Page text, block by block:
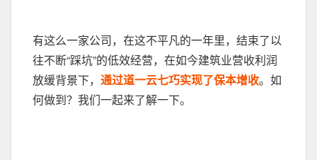
有这么一家公司，在这不平凡的一年里，结束了以
往不断“踩坑”的低效经营，在如今建筑业营收利润
放缓背景下， 通过道一云七巧实现了保本增收。如
何做到？我们一起来了解一下。